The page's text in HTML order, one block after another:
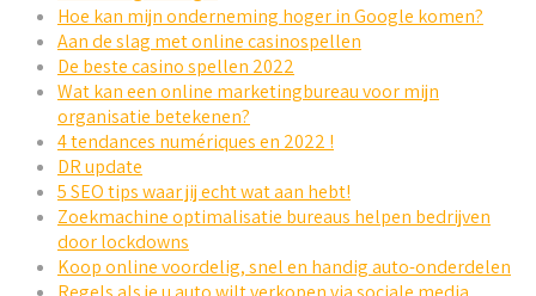
Hoe kan mijn onderneming hoger in Google komen?
Aan de slag met online casinospellen
De beste casino spellen 2022
Wat kan een online marketingbureau voor mijn
organisatie betekenen?
4 tendances numériques en 2022 !
DR update
5 SEO tips waar jij echt wat aan hebt!
Zoekmachine optimalisatie bureaus helpen bedrijven
door lockdowns
Koop online voordelig, snel en handig auto-onderdelen